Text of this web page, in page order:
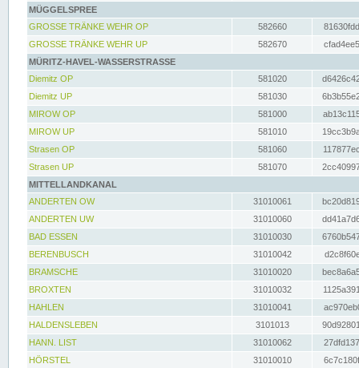
MÜGGELSPREE
GROSSE TRÄNKE WEHR OP
582660
GROSSE TRÄNKE WEHR UP
582670
MÜRITZ-HAVEL-WASSERSTRASSE
Diemitz OP
581020
Diemitz UP
581030
MIROW OP
581000
MIROW UP
581010
Strasen OP
581060
Strasen UP
581070
MITTELLANDKANAL
ANDERTEN OW
31010061
ANDERTEN UW
31010060
BAD ESSEN
31010030
BERENBUSCH
31010042
BRAMSCHE
31010020
BROXTEN
31010032
HAHLEN
31010041
HALDENSLEBEN
3101013
HANN. LIST
31010062
HÖRSTEL
31010010